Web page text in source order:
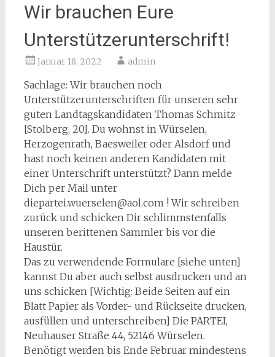
Wir brauchen Eure
Unterstützerunterschrift!
Januar 18, 2022 admin
Sachlage: Wir brauchen noch
Unterstützerunterschriften für unseren sehr
guten Landtagskandidaten Thomas Schmitz
[Stolberg, 20]. Du wohnst in Würselen,
Herzogenrath, Baesweiler oder Alsdorf und
hast noch keinen anderen Kandidaten mit
einer Unterschrift unterstützt? Dann melde
Dich per Mail unter
diepartei.wuerselen@aol.com ! Wir schreiben
zurück und schicken Dir schlimmstenfalls
unseren berittenen Sammler bis vor die
Haustür.
Das zu verwendende Formulare [siehe unten]
kannst Du aber auch selbst ausdrucken und an
uns schicken [Wichtig: Beide Seiten auf ein
Blatt Papier als Vorder- und Rückseite drucken,
ausfüllen und unterschreiben] Die PARTEI,
Neuhauser Straße 44, 52146 Würselen.
Benötigt werden bis Ende Februar mindestens